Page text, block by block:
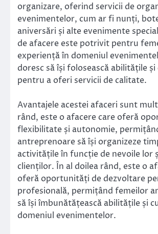
organizare, oferind servicii de
evenimentelor, cum ar fi nunți,
aniversări și alte evenimente
de afacere este potrivit pentru
experiență în domeniul
doresc să își folosească abilitățile
pentru a oferi servicii de calitate.
Avantajele acestei afaceri sunt
rând, este o afacere care oferă
flexibilitate și autonomie,
antreprenoare să își organizeze
activitățile în funcție de nevoile lor
clienților. În al doilea rând, este o
oferă oportunități de dezvoltare
profesională, permițând femeilor
să își îmbunătățească abilitățile și
domeniul evenimentelor.